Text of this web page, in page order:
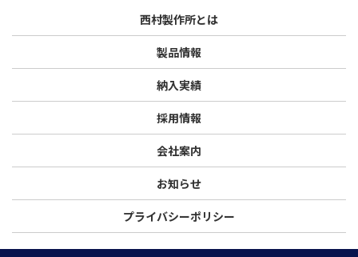
西村製作所とは
製品情報
納入実績
採用情報
会社案内
お知らせ
プライバシーポリシー